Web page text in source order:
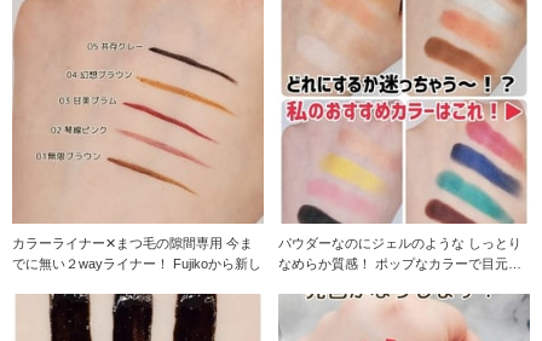
カラーライナー✕まつ毛の隙間専用 今ま
でに無い２wayライナー！ Fujikoから新し
パウダーなのにジェルのような しっとり
なめらか質感！ ポップなカラーで目元で